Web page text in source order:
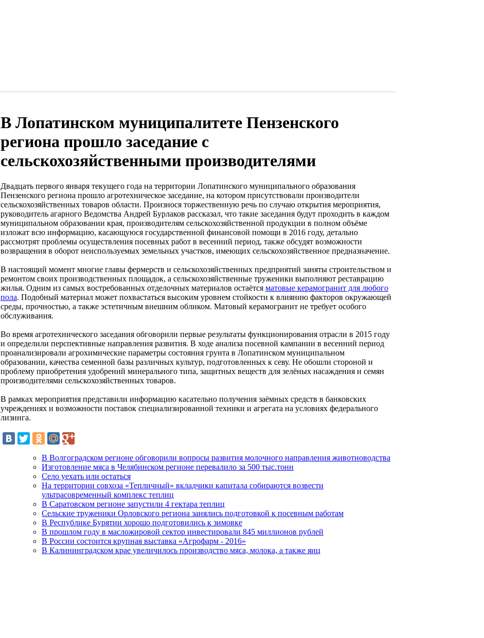
В Лопатинском муниципалитете Пензенского
региона прошло заседание с
сельскохозяйственными производителями
Двадцать первого января текущего года на территории Лопатинского муниципального образования
Пензенского региона прошло агротехническое заседание, на котором присутствовали производители
сельскохозяйственных товаров области. Произнося торжественную речь по случаю открытия мероприятия,
руководитель агарного Ведомства Андрей Бурлаков рассказал, что такие заседания будут проходить в каждом
муниципальном образовании края, производителям сельскохозяйственной продукции в полном объёме
изложат всю информацию, касающуюся государственной финансовой помощи в 2016 году, детально
рассмотрят проблемы осуществления посевных работ в весенний период, также обсудят возможности
возвращения в оборот неиспользуемых земельных участков, имеющих сельскохозяйственное предназначение.
В настоящий момент многие главы фермерств и сельскохозяйственных предприятий заняты строительством и
ремонтом своих производственных площадок, а сельскохозяйственные труженики выполняют реставрацию
жилья. Одним из самых востребованных отделочных материалов остаётся матовые керамогранит для любого
пола. Подобный материал может похвастаться высоким уровнем стойкости к влиянию факторов окружающей
среды, прочностью, а также эстетичным внешним обликом. Матовый керамогранит не требует особого
обслуживания.
Во время агротехнического заседания обговорили первые результаты функционирования отрасли в 2015 году
и определили перспективные направления развития. В ходе анализа посевной кампании в весенний период
проанализировали агрохимические параметры состояния грунта в Лопатинском муниципальном
образовании, качества семенной базы различных культур, подготовленных к севу. Не обошли стороной и
проблему приобретения удобрений минерального типа, защитных веществ для зелёных насаждения и семян
производителями сельскохозяйственных товаров.
В рамках мероприятия представили информацию касательно получения заёмных средств в банковских
учреждениях и возможности поставок специализированной техники и агрегата на условиях федерального
лизинга.
В Волгоградском регионе обговорили вопросы развития молочного направления животноводства
Изготовление мяса в Челябинском регионе перевалило за 500 тыс.тонн
Село уехать или остаться
На территории совхоза «Тепличный» вкладчики капитала собираются возвести
ультрасовременный комплекс теплиц
В Саратовском регионе запустили 4 гектара теплиц
Сельские труженики Орловского региона занялись подготовкой к посевным работам
В Республике Бурятии хорошо подготовились к зимовке
В прошлом году в масложировой сектор инвестировали 845 миллионов рублей
В России состоится крупная выставка «Агрофарм - 2016»
В Калининградском крае увеличилось производство мяса, молока, а также яиц